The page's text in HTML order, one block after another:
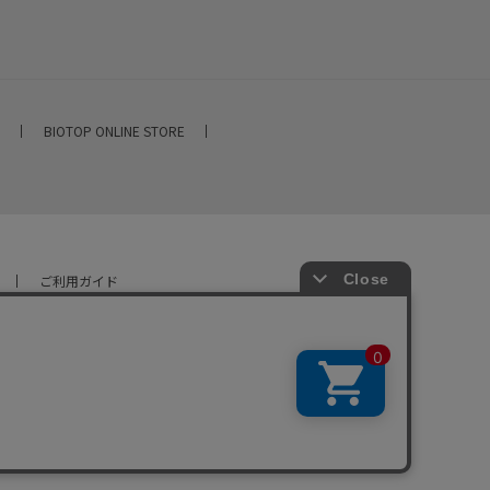
BIOTOP ONLINE STORE
ご利用ガイド